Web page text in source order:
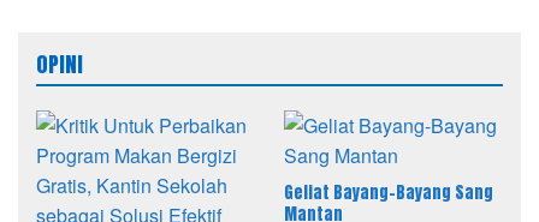
OPINI
Geliat Bayang-Bayang Sang
Mantan